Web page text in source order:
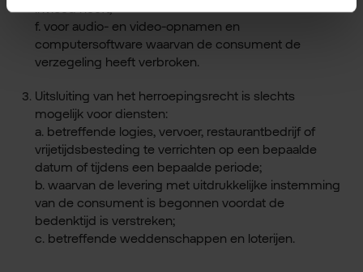
invloed heeft;
f. voor audio- en video-opnamen en
computersoftware waarvan de consument de
verzegeling heeft verbroken.
Uitsluiting van het herroepingsrecht is slechts
mogelijk voor diensten:
a. betreffende logies, vervoer, restaurantbedrijf of
vrijetijdsbesteding te verrichten op een bepaalde
datum of tijdens een bepaalde periode;
b. waarvan de levering met uitdrukkelijke instemming
van de consument is begonnen voordat de
bedenktijd is verstreken;
c. betreffende weddenschappen en loterijen.